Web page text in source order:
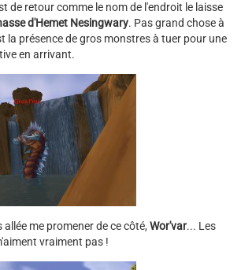
de retour comme le nom de l'endroit le laisse
d'Hemet Nesingwary. Pas grand chose à
la présence de gros monstres à tuer pour une
en arrivant.
allée me promener de ce côté, Wor'var... Les
vraiment pas !